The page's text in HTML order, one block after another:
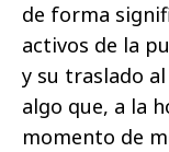
de forma
activos de la
y su traslado
algo que, a la
momento de